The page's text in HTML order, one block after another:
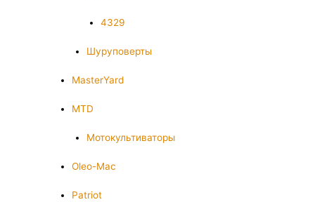
4329
Шуруповерты
MasterYard
MTD
Мотокультиваторы
Oleo-Mac
Patriot